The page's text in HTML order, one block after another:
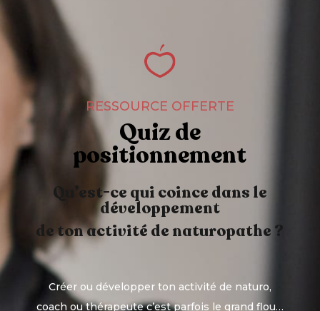
RESSOURCE OFFERTE
Quiz de
positionnement
Qu’est-ce qui coince dans le
développement
de ton activité de naturopathe ?
Créer ou développer ton activité de naturo,
coach ou thérapeute c’est parfois le grand flou…